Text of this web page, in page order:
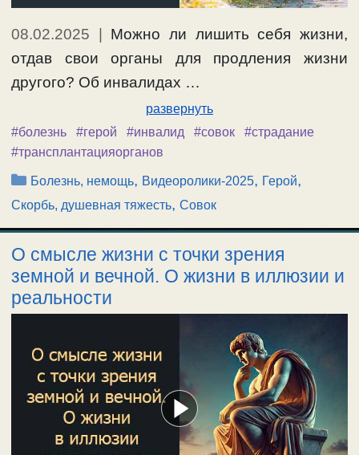
08.02.2025
Можно ли лишить себя жизни,
отдав свои органы для продления жизни
другого? Об инвалидах …
развернуть
#болезнь
#герой #инвалид #совок
#страдание
#трансплантацияорганов
Рубрики
Болезнь, немощь, Видеоролики-2025, Герой,
Скорбь, душевная тяжесть, Совок
О смысле жизни с точки зрения
земной и вечной. О жизни в иллюзии и
реальности